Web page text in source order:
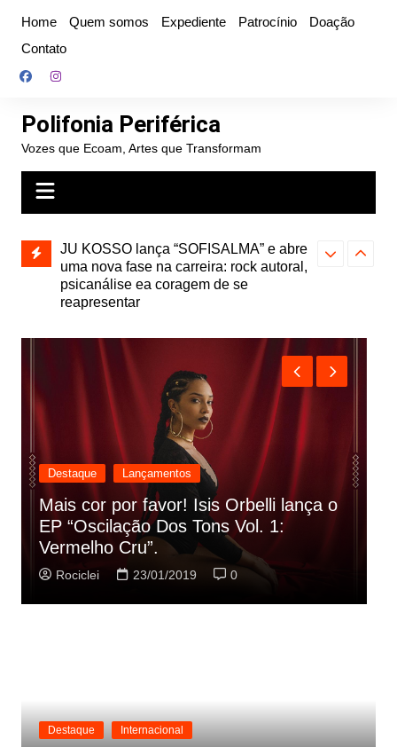
conteúdo
Home Quem somos Expediente Patrocínio
Doação
Contato
Polifonia Periférica
Vozes que Ecoam, Artes que Transformam
e abre
autoral,
Projota relança a mixtape “Projeção”,
de 2010, nas plataformas digitais
Farofa
Destaque Lançamentos
Rashid vai buscar nos HQs as
referencias do clipe de sua nova
música
Rociclei 22/01/2019 0
Destaque Internacional